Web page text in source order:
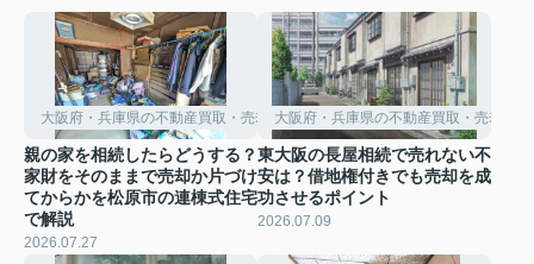
大阪府・兵庫県の不動産買取・売却・購入をお考えの方へ
親の家を相続したらどうする？
家財をそのままで売却か片づけ
てからかを松原市の連棟式住宅
で解説
2026.07.27
大阪府・兵庫県の不動産買取・売却・
東大阪の長屋相続で売れない不
安は？借地権付きでも売却を成
功させるポイント
2026.07.09